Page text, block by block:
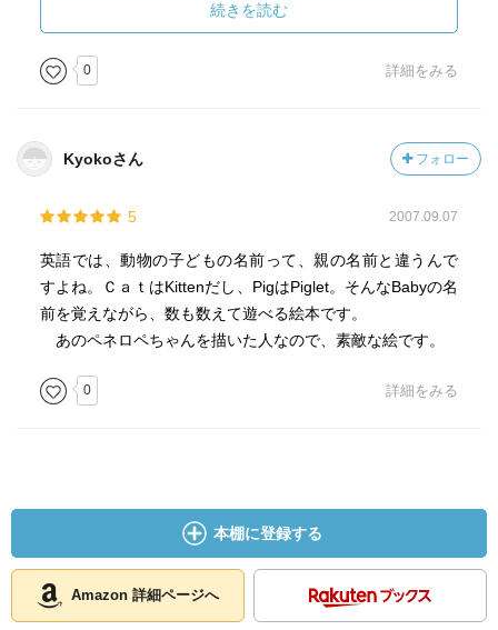
イヌ(dog/puppy)
サカナ(fish/fry)
続きを読む
0 詳細をみる
Kyokoさん フォロー
5 2007.09.07
英語では、動物の子どもの名前って、親の名前と違うんで
すよね。ＣａｔはKittenだし、PigはPiglet。そんなBabyの名
前を覚えながら、数も数えて遊べる絵本です。
あのペネロペちゃんを描いた人なので、素敵な絵です。
0 詳細をみる
本棚に登録する
Amazon 詳細ページへ